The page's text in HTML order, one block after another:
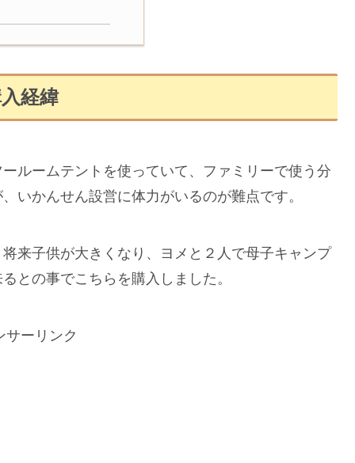
経緯
ルームテントを使っていて、ファミリーで使う分
いかんせん設営に体力がいるのが難点です。
来子供が大きくなり、ヨメと２人で母子キャンプ
との事でこちらを購入しました。
サーリンク